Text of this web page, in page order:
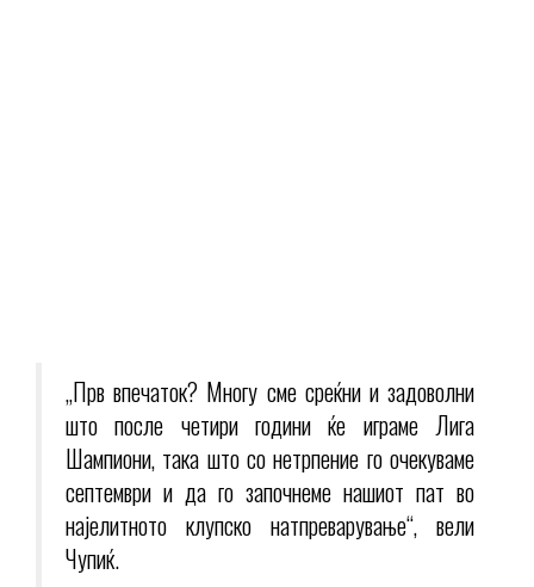
„Прв впечаток? Многу сме среќни и задоволни
што после четири години ќе играме Лига
Шампиони, така што со нетрпение го очекуваме
септември и да го започнеме нашиот пат во
најелитното клупско натпреварување“, вели
Чупиќ.